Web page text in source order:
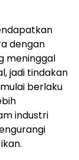
dengan
meninggal
jadi tindakan
berlaku
industri